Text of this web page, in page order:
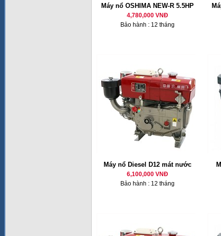
Máy nổ OSHIMA NEW-R 5.5HP
4,780,000 VNĐ
Bảo hành : 12 tháng
Máy nổ Diesel D12 mát nước
6,100,000 VNĐ
Bảo hành : 12 tháng